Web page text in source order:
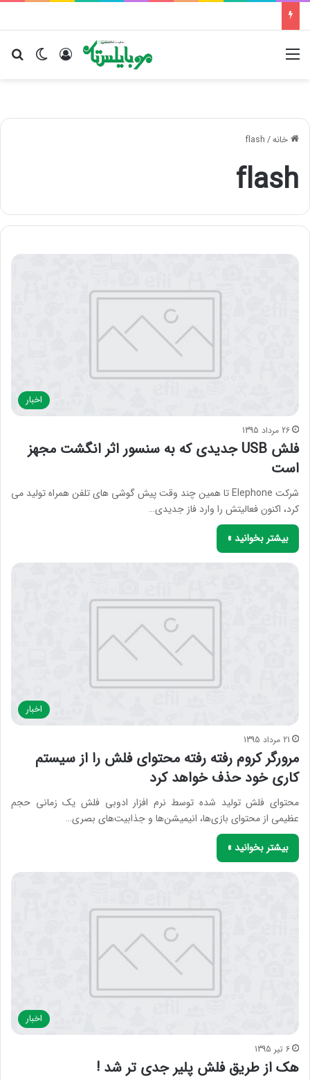
تغییر ورود
خانه/
flash
flash
اخبار
26 مرداد 1395
فلش USB جدیدی که به سنسور اثر انگشت مجهز
است
شرکت Elephone تا همین چند وقت پیش گوشی های تلفن همراه تولید می
کرد، اکنون فعالیتش را وارد فاز جدیدی…
بیشتر بخوانید »
اخبار
21 مرداد 1395
مرورگر کروم رفته رفته محتوای فلش را از سیستم
کاری خود حذف خواهد کرد
محتوای فلش تولید شده توسط نرم افزار ادوبی فلش یک زمانی حجم
عظیمی از محتوای بازی‌ها، انیمیشن‌ها و جذابیت‌های بصری…
بیشتر بخوانید »
اخبار
6 تیر 1395
هک از طریق فلش پلیر جدی تر شد !